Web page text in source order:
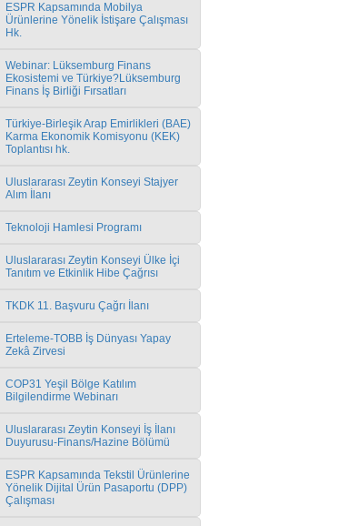
ESPR Kapsamında Mobilya
Ürünlerine Yönelik İstişare Çalışması
Hk.
Webinar: Lüksemburg Finans
Ekosistemi ve Türkiye?Lüksemburg
Finans İş Birliği Fırsatları
Türkiye-Birleşik Arap Emirlikleri (BAE)
Karma Ekonomik Komisyonu (KEK)
Toplantısı hk.
Uluslararası Zeytin Konseyi Stajyer
Alım İlanı
Teknoloji Hamlesi Programı
Uluslararası Zeytin Konseyi Ülke İçi
Tanıtım ve Etkinlik Hibe Çağrısı
TKDK 11. Başvuru Çağrı İlanı
Erteleme-TOBB İş Dünyası Yapay
Zekâ Zirvesi
COP31 Yeşil Bölge Katılım
Bilgilendirme Webinarı
Uluslararası Zeytin Konseyi İş İlanı
Duyurusu-Finans/Hazine Bölümü
ESPR Kapsamında Tekstil Ürünlerine
Yönelik Dijital Ürün Pasaportu (DPP)
Çalışması